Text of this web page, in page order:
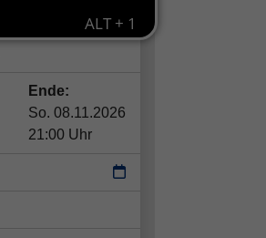
Ende:
So. 08.11.2026
21:00 Uhr